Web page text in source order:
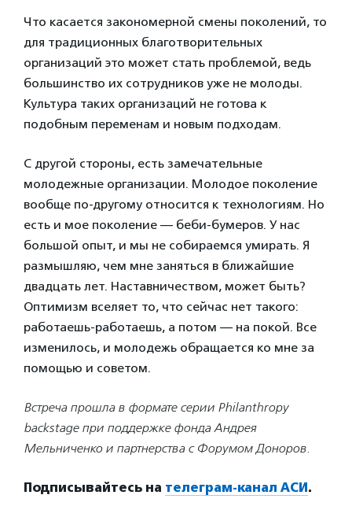
Что касается закономерной смены поколений, то
для традиционных благотворительных
организаций это может стать проблемой, ведь
большинство их сотрудников уже не молоды.
Культура таких организаций не готова к
подобным переменам и новым подходам.
С другой стороны, есть замечательные
молодежные организации. Молодое поколение
вообще по-другому относится к технологиям. Но
есть и мое поколение — беби-бумеров. У нас
большой опыт, и мы не собираемся умирать. Я
размышляю, чем мне заняться в ближайшие
двадцать лет. Наставничеством, может быть?
Оптимизм вселяет то, что сейчас нет такого:
работаешь-работаешь, а потом — на покой. Все
изменилось, и молодежь обращается ко мне за
помощью и советом.
Встреча прошла в формате серии Philanthropy
backstage при поддержке фонда Андрея
Мельниченко и партнерства с Форумом Доноров.
Подписывайтесь на телеграм-канал АСИ.